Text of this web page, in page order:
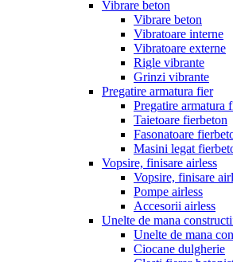
Vibrare beton
Vibrare beton
Vibratoare interne
Vibratoare externe
Rigle vibrante
Grinzi vibrante
Pregatire armatura fier
Pregatire armatura
Taietoare fierbeton
Fasonatoare
Masini legat
Vopsire, finisare airless
Vopsire, finisare
Pompe airless
Accesorii airless
Unelte de mana
Unelte de mana
Ciocane dulgherie